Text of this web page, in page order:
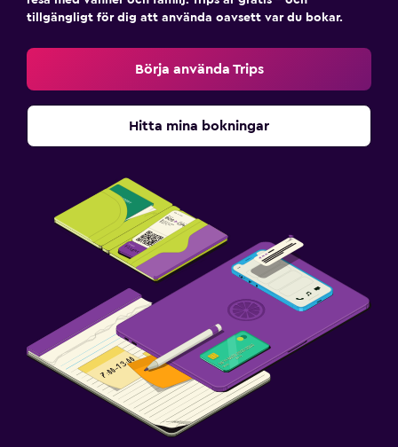
tillgängligt för dig att använda oavsett var du bokar.
Börja använda Trips
Hitta mina bokningar